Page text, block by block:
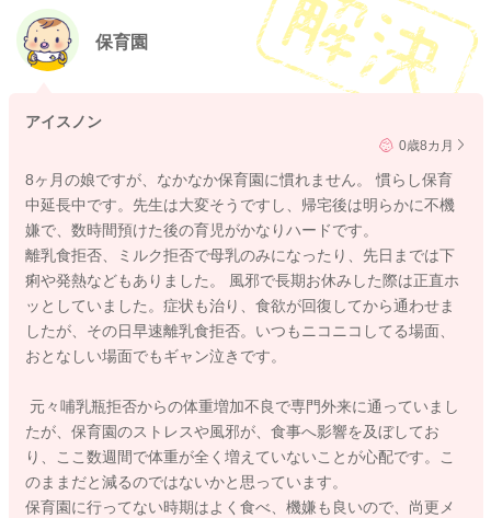
保育園
アイスノン
0歳8カ月
8ヶ月の娘ですが、なかなか保育園に慣れません。 慣らし保育
中延長中です。先生は大変そうですし、帰宅後は明らかに不機
嫌で、数時間預けた後の育児がかなりハードです。
離乳食拒否、ミルク拒否で母乳のみになったり、先日までは下
痢や発熱などもありました。 風邪で長期お休みした際は正直ホ
ッとしていました。症状も治り、食欲が回復してから通わせま
したが、その日早速離乳食拒否。いつもニコニコしてる場面、
おとなしい場面でもギャン泣きです。
元々哺乳瓶拒否からの体重増加不良で専門外来に通っていまし
たが、保育園のストレスや風邪が、食事へ影響を及ぼしてお
り、ここ数週間で体重が全く増えていないことが心配です。こ
のままだと減るのではないかと思っています。
保育園に行ってない時期はよく食べ、機嫌も良いので、尚更メ